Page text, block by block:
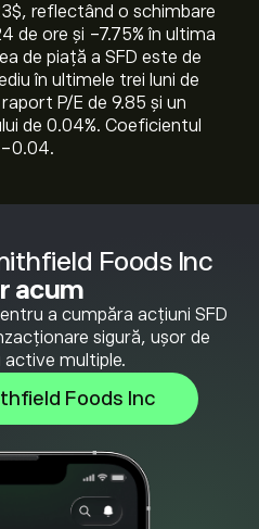
Foods Inc
acum
a cumpăra acțiuni SFD
sigură, ușor de
active multiple.
Foods Inc
reflectând o schimbare
de ore și ‎-7.75‎% în ultima
de piață a SFD este de
în ultimele trei luni de
P/E de 9.85 și un
de 0.04%. Coeficientul
-0.04.